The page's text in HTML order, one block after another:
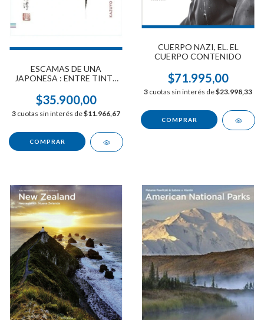
ESCAMAS DE UNA
JAPONESA : ENTRE TINTA
HACIA JAPÓN
$35.900,00
3 cuotas sin interés de$11.966,67
CUERPO NAZI, EL. EL
CUERPO CONTENIDO
$71.995,00
3 cuotas sin interés de$23.998,33